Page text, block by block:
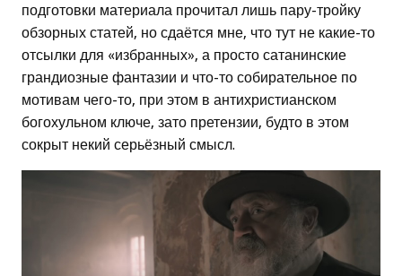
подготовки материала прочитал лишь пару-тройку
обзорных статей, но сдаётся мне, что тут не какие-то
отсылки для «избранных», а просто сатанинские
грандиозные фантазии и что-то собирательное по
мотивам чего-то, при этом в антихристианском
богохульном ключе, зато претензии, будто в этом
сокрыт некий серьёзный смысл.